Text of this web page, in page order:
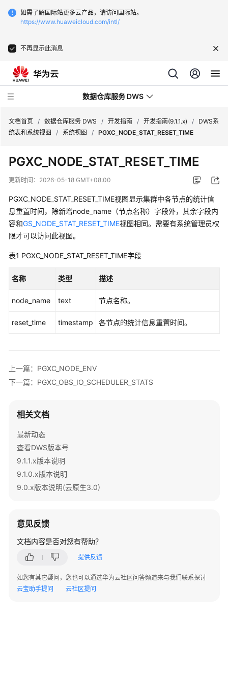
如需了解国际站更多云产品，请访问国际站。
https://www.huaweicloud.com/intl/
不再显示此消息
数据仓库服务 DWS
新
动
服
务
公
品
绍
计
快
门
用
户
指
南
实
践
迁
移
文档首页 / 数据仓库服务 DWS / 开发指南 / 开发指南(9.1.1.x) /
DWS系
统表和系统视图
/ 系统视图 / PGXC_NODE_STAT_RESET_TIME
PGXC_NODE_STAT_RESET_TIME
更新时间： 2026-05-18 GMT+08:00
PGXC_NODE_STAT_RESET_TIME视图显示集群中各节点的统计信
息重置时间，除新增node_name（节点名称）字段外，其余字段内
容和GS_NODE_STAT_RESET_TIME视图相同。需要有系统管理员权
限才可以访问此视图。
表1 PGXC_NODE_STAT_RESET_TIME字段
名称 类型 描述
node_name text 节点名称。
reset_time timestamp 各节点的统计信息重置时间。
上一篇：PGXC_NODE_ENV
下一篇：PGXC_OBS_IO_SCHEDULER_STATS
相关文档
最新动态
查看DWS版本号
9.1.1.x版本说明
9.1.0.x版本说明
9.0.x版本说明(云原生3.0)
意见反馈
文档内容是否对您有帮助？
提供反馈
如您有其它疑问，您也可以通过华为云社区问答频道来与我们联系探讨
云宝助手提问
云社区提问